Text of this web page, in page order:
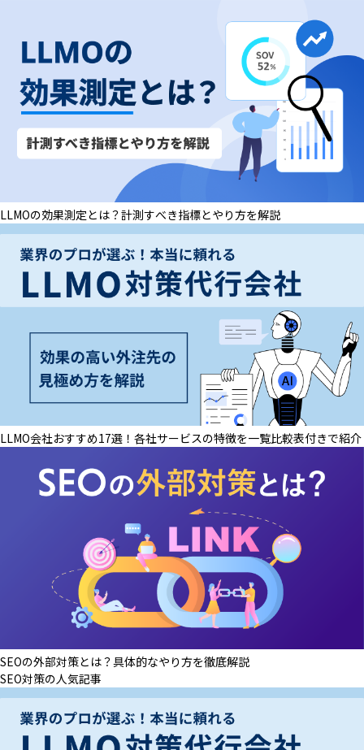
LLMOの効果測定とは？計測すべき指標とやり方を解説
LLMO会社おすすめ17選！各社サービスの特徴を一覧比較表付きで紹介
SEOの外部対策とは？具体的なやり方を徹底解説
SEO対策の人気記事